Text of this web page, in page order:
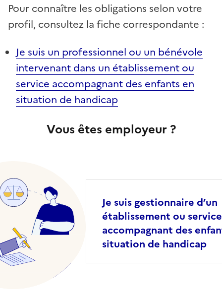
Pour connaître les obligations selon votre
profil, consultez la fiche correspondante :
Je suis un professionnel ou un bénévole
intervenant dans un établissement ou
service accompagnant des enfants en
situation de handicap
Vous êtes employeur ?
Je suis gestionnaire d’un
établissement ou service
accompagnant des
situation de handicap